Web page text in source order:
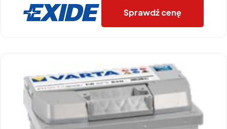
Sprawdź cenę